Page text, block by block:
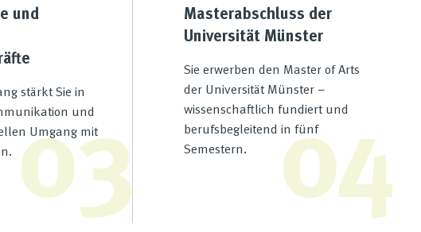
und
stärkt Sie in
und
Umgang mit
03
Masterabschluss der
Universität Münster
Sie erwerben den Master of Arts
der Universität Münster –
wissenschaftlich fundiert und
berufsbegleitend in fünf
Semestern.
04